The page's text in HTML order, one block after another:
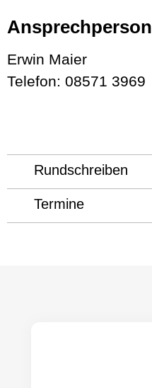
Ansprechperson
Erwin Maier
Telefon: 08571 3969
Rundschreiben
Termine